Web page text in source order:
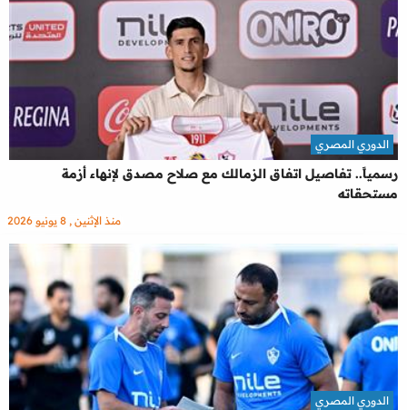
رسمياً.. تفاصيل اتفاق الزمالك مع صلاح مصدق لإنهاء أزمة
مستحقاته
الدوري المصري
منذ الإثنين , 8 يونيو 2026
الدوري المصري